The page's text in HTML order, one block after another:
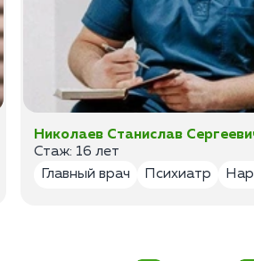
Николаев Станислав
Стаж: 16 лет
Главный врач
Психиатр